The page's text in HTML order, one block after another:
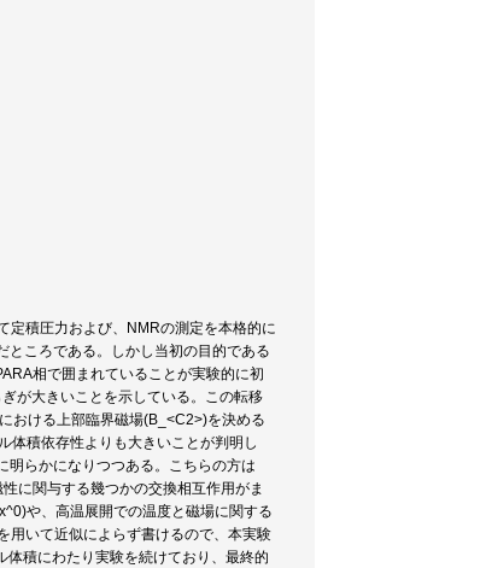
定積圧力および、NMRの測定を本格的に
ところである。しかし当初の目的である
相で囲まれていることが実験的に初
が大きいことを示している。この転移
おける上部臨界磁場(B_<C2>)を決める
体積依存性よりも大きいことが判明し
らかになりつつある。こちらの方は
に関与する幾つかの交換相互作用がま
や、高温展開での温度と磁場に関する
用いて近似によらず書けるので、本実験
積にわたり実験を続けており、最終的